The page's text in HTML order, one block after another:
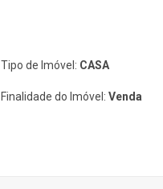
Tipo de Imóvel: CASA
Finalidade do Imóvel: Venda